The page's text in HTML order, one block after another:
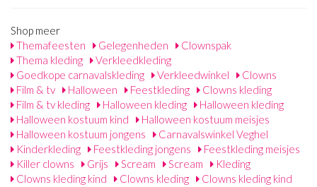
Shop meer
Themafeesten
Gelegenheden
Clownspak
Thema kleding
Verkleedkleding
Goedkope carnavalskleding
Verkleedwinkel
Clowns
Film & tv
Halloween Feestkleding
Clowns kleding
Film & tv kleding
Halloween kleding
Halloween kleding
Halloween kostuum kind
Halloween kostuum meisjes
Halloween kostuum jongens
Carnavalswinkel Veghel
Kinderkleding
Feestkleding jongens
Feestkleding meisjes
Killer clowns
Grijs Scream Scream
Kleding
Clowns kleding kind
Clowns kleding
Clowns kleding kind